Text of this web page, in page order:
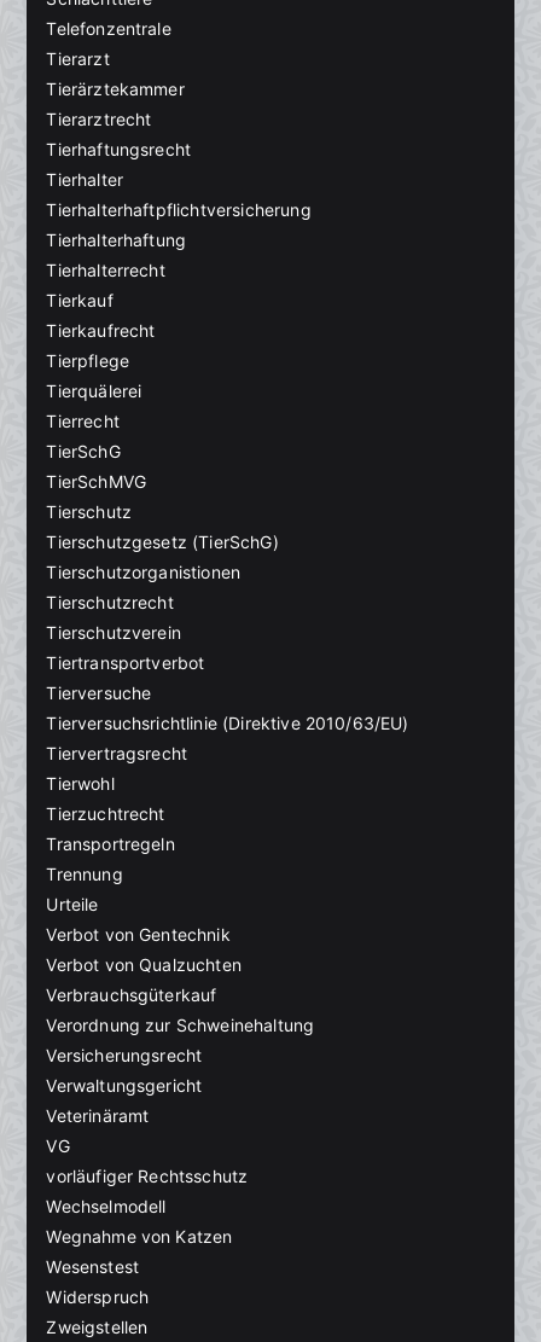
Telefonzentrale
Tierarzt
Tierärztekammer
Tierarztrecht
Tierhaftungsrecht
Tierhalter
Tierhalterhaftpflichtversicherung
Tierhalterhaftung
Tierhalterrecht
Tierkauf
Tierkaufrecht
Tierpflege
Tierquälerei
Tierrecht
TierSchG
TierSchMVG
Tierschutz
Tierschutzgesetz (TierSchG)
Tierschutzorganistionen
Tierschutzrecht
Tierschutzverein
Tiertransportverbot
Tierversuche
Tierversuchsrichtlinie (Direktive 2010/63/EU)
Tiervertragsrecht
Tierwohl
Tierzuchtrecht
Transportregeln
Trennung
Urteile
Verbot von Gentechnik
Verbot von Qualzuchten
Verbrauchsgüterkauf
Verordnung zur Schweinehaltung
Versicherungsrecht
Verwaltungsgericht
Veterinäramt
VG
vorläufiger Rechtsschutz
Wechselmodell
Wegnahme von Katzen
Wesenstest
Widerspruch
Zweigstellen